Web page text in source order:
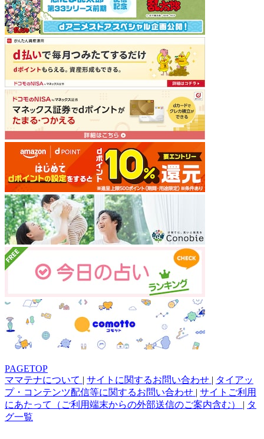
PAGETOP
ママテナについて | サイトに関するお問い合わせ | タイアッ
プ・コンテンツ配信等に関するお問い合わせ | サイトご利用
にあたって（ご利用端末からの外部送信のご案内含む） | タ
グ一覧